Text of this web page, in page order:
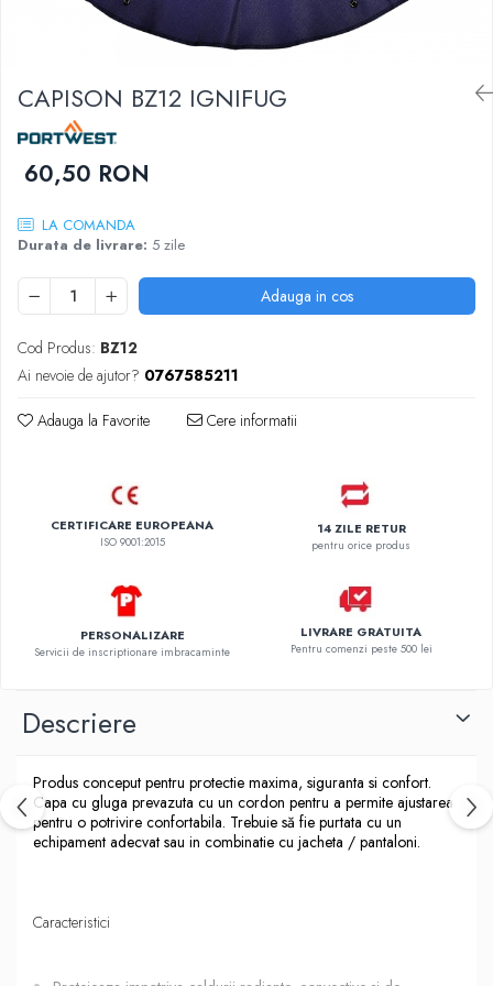
JACHETE DE LUCRU
JACHETE VATUITE
INDUSTRIA ALIMENTARA
GENUNCHIERE
MULTIRISC
FESURI, SEPCI, CAPISOANE
HANORACE
CAPISON BZ12 IGNIFUG
60,50 RON
LA COMANDA
Durata de livrare: 5 zile
Adauga in cos
Cod Produs: BZ12
Ai nevoie de ajutor? 0767585211
Adauga la Favorite Cere informatii
CERTIFICARE EUROPEANA
ISO 9001:2015
14 ZILE RETUR
pentru orice produs
PERSONALIZARE
Servicii de inscriptionare imbracaminte
LIVRARE GRATUITA
Pentru comenzi peste 500 lei
Descriere
Produs conceput pentru protectie maxima, siguranta si confort.
Capa cu gluga prevazuta cu un cordon pentru a permite ajustarea
pentru o potrivire confortabila. Trebuie să fie purtata cu un
echipament adecvat sau in combinatie cu jacheta / pantaloni.
Caracteristici